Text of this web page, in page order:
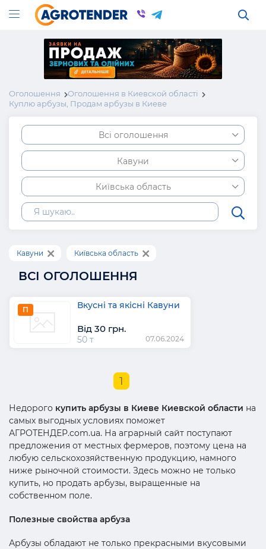
Оголошення
Оголошення в Киевской області
Куплю арбузы, Продам арбузы в Киеве
Всі оголошення
Кавуни
Київська область
Кавуни Київська область
ВСІ ОГОЛОШЕННЯ
П Вкусні та якісні Кавуни
Від 30 грн.
50 т 07.06.2024
1
Недорого купить арбузы в Киеве Киевской области на
самых выгодных условиях поможет
АГРОТЕНДЕР.com.ua. На аграрный сайт поступают
предложения от местных фермеров, поэтому цена на
любую сельскохозяйственную продукцию, намного
ниже рыночной стоимости. Здесь можно не только
купить, но продать арбузы, выращенные на
собственном поле.
Полезные свойства арбуза
Арбузы обладают не только прекрасными вкусовыми